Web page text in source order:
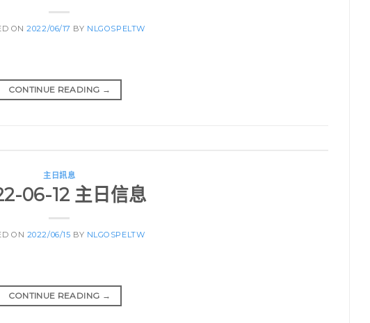
ON2022/06/17 BY NLGOSPELTW
CONTINUE READING →
主日訊息
06-12 主日信息
ON 2022/06/15 BY NLGOSPELTW
CONTINUE READING →